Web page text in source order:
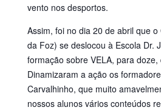
vento nos desportos.
Assim, foi no dia 20 de abril que
da Foz) se deslocou à Escola Dr.
formação sobre VELA, para
Dinamizaram a ação os
Carvalhinho, que muito
nossos alunos vários conteúdos